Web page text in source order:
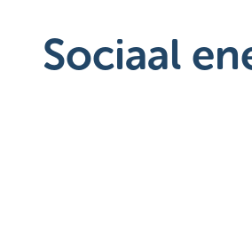
Sociaal